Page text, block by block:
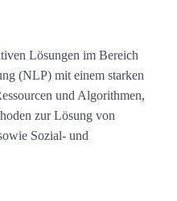
Lösungen im Bereich
(NLP) mit einem starken
und Algorithmen,
zur Lösung von
Sozial- und